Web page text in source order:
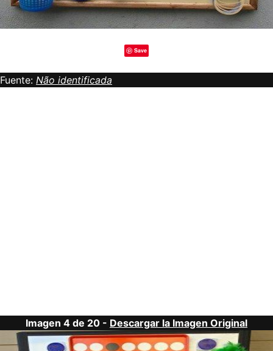
Save
Fuente: Não identificada
Imagen 4 de 20 - Descargar la Imagen Original